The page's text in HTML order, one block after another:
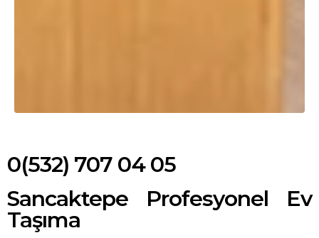
0(532) 707 04 05
Sancaktepe Profesyonel Ev
Taşıma